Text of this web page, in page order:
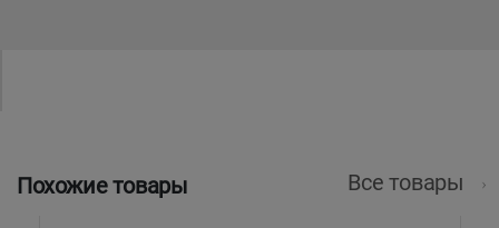
Похожие товары Все товары